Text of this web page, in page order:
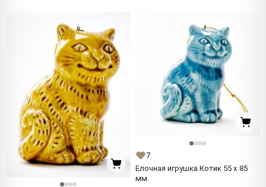
7
Елочная игрушка Котик 55 x 85
мм.